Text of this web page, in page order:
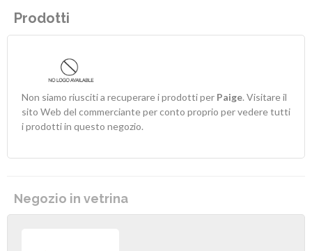
Prodotti
Non siamo riusciti a recuperare i prodotti per Paige. Visitare il
sito Web del commerciante per conto proprio per vedere tutti
i prodotti in questo negozio.
Negozio in vetrina